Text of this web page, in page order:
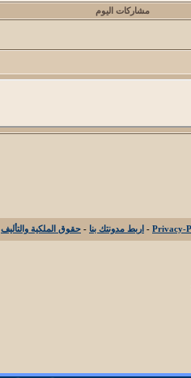
مشاركات اليوم
- اربط مدونتك بنا - حقوق الملكية والتأليف